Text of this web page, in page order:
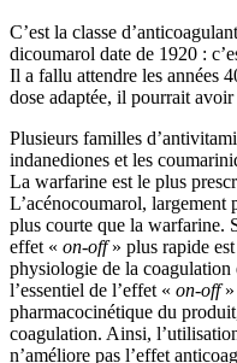
C’est la classe
dicoumarol date de 1920 :
Il a fallu attendre les années
dose adaptée, il pourrait
Plusieurs familles
indanediones et les
La warfarine est le plus
L’acénocoumarol, largement
plus courte que la warfarine.
effet « on-off» plus rapide
physiologie de la
l’essentiel de l’effet « on-off»
pharmacocinétique du
coagulation. Ainsi,
n’améliore pas l’effet